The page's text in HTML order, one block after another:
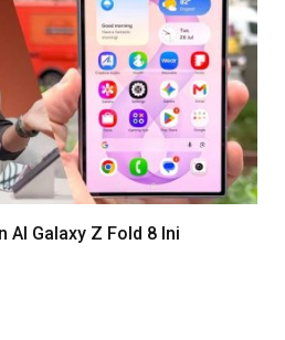
AI Galaxy Z Fold 8 Ini